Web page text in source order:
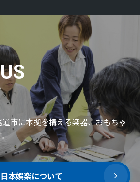
市に本拠を構える楽器、おもちゃ
日本娯楽について